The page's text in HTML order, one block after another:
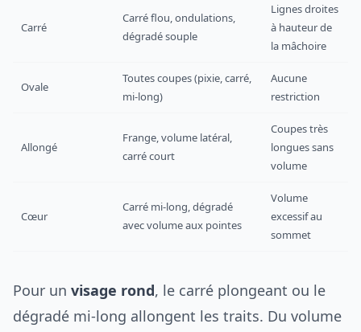
Carré
Carré flou, ondulations,
dégradé souple
Lignes droites
à hauteur de
la mâchoire
Ovale
Toutes coupes (pixie, carré,
mi-long)
Aucune
restriction
Allongé
Frange, volume latéral,
carré court
Coupes très
longues sans
volume
Cœur
Carré mi-long, dégradé
avec volume aux pointes
Volume
excessif au
sommet
Pour un visage rond, le carré plongeant ou le
dégradé mi-long allongent les traits. Du volume